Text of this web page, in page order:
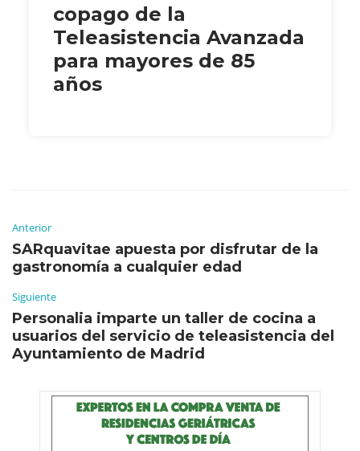
copago de la
Teleasistencia Avanzada
para mayores de 85
años
Anterior
SARquavitae apuesta por disfrutar de la
gastronomía a cualquier edad
Siguiente
Personalia imparte un taller de cocina a
usuarios del servicio de teleasistencia del
Ayuntamiento de Madrid